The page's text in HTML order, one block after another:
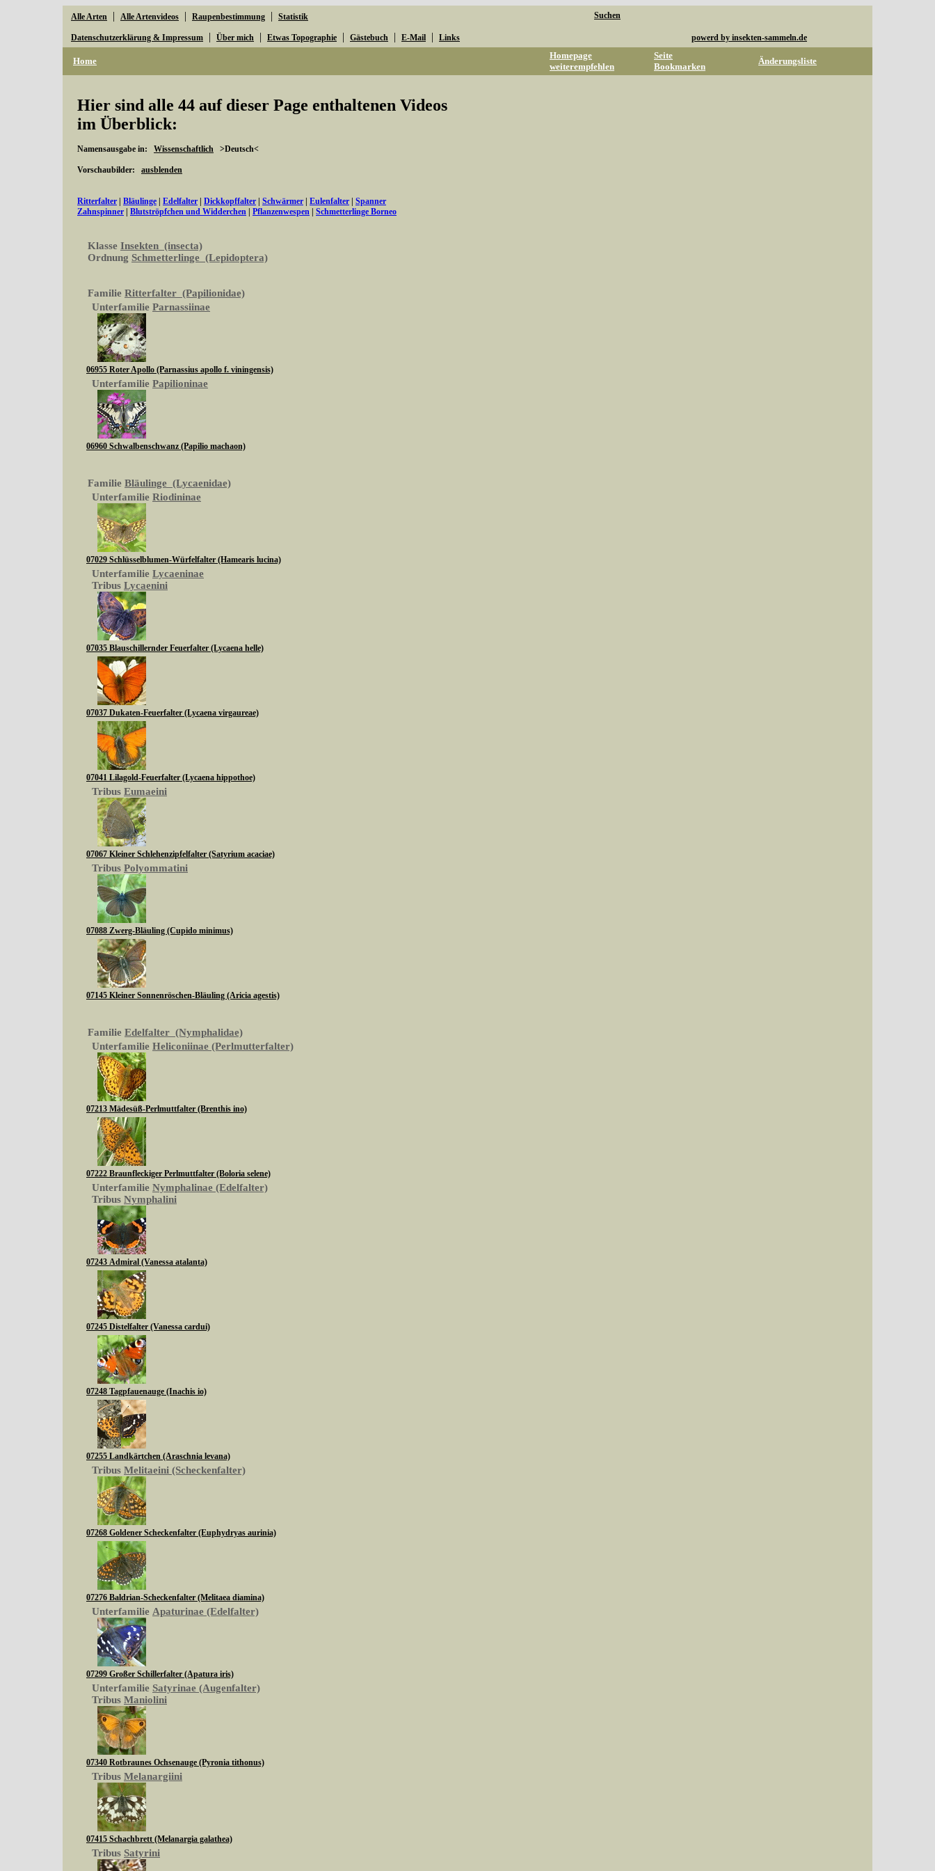
Alle Arten | Alle Artenvideos | Raupenbestimmung | Statistik Suchen
Datenschutzerklärung & Impressum | Über mich | Etwas Topographie | Gästebuch | E-Mail | Links powerd by insekten-sammeln.de
Home
Homepage
weiterempfehlen
Seite
Bookmarken
Änderungsliste
Hier sind alle 44 auf dieser Page enthaltenen Videos
im Überblick:
Namensausgabe in: Wissenschaftlich >Deutsch<
Vorschaubilder: ausblenden
Ritterfalter Bläulinge Edelfalter Dickkopffalter Schwärmer Eulenfalter
Spanner
Zahnspinner
Blutströpfchen und Widderchen Pflanzenwespen Schmetterlinge Borneo
Klasse Insekten (insecta)
Ordnung Schmetterlinge (Lepidoptera)
Familie Ritterfalter (Papilionidae)
Unterfamilie Parnassiinae
06955 Roter Apollo (Parnassius apollo f. viningensis)
Unterfamilie Papilioninae
06960 Schwalbenschwanz (Papilio machaon)
Familie Bläulinge (Lycaenidae)
Unterfamilie Riodininae
07029 Schlüsselblumen-Würfelfalter (Hamearis lucina)
Unterfamilie Lycaeninae
Tribus Lycaenini
07035 Blauschillernder Feuerfalter (Lycaena helle)
07037 Dukaten-Feuerfalter (Lycaena virgaureae)
07041 Lilagold-Feuerfalter (Lycaena hippothoe)
Tribus Eumaeini
07067 Kleiner Schlehenzipfelfalter (Satyrium acaciae)
Tribus Polyommatini
07088 Zwerg-Bläuling (Cupido minimus)
07145 Kleiner Sonnenröschen-Bläuling (Aricia agestis)
Familie Edelfalter (Nymphalidae)
Unterfamilie Heliconiinae (Perlmutterfalter)
07213 Mädesüß-Perlmuttfalter (Brenthis ino)
07222 Braunfleckiger Perlmuttfalter (Boloria selene)
Unterfamilie Nymphalinae (Edelfalter)
Tribus Nymphalini
07243 Admiral (Vanessa atalanta)
07245 Distelfalter (Vanessa cardui)
07248 Tagpfauenauge (Inachis io)
07255 Landkärtchen (Araschnia levana)
Tribus Melitaeini (Scheckenfalter)
07268 Goldener Scheckenfalter (Euphydryas aurinia)
07276 Baldrian-Scheckenfalter (Melitaea diamina)
Unterfamilie Apaturinae (Edelfalter)
07299 Großer Schillerfalter (Apatura iris)
Unterfamilie Satyrinae (Augenfalter)
Tribus Maniolini
07340 Rotbraunes Ochsenauge (Pyronia tithonus)
Tribus Melanargiini
07415 Schachbrett (Melanargia galathea)
Tribus Satyrini